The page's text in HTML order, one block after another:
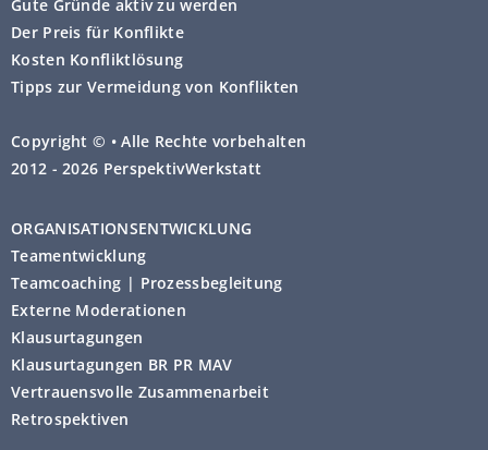
Gute Gründe aktiv zu werden
Der Preis für Konflikte
Kosten Konfliktlösung
Tipps zur Vermeidung von Konflikten
Copyright © • Alle Rechte vorbehalten
2012 - 2026 PerspektivWerkstatt
ORGANISATIONSENTWICKLUNG
Teamentwicklung
Teamcoaching | Prozessbegleitung
Externe Moderationen
Klausurtagungen
Klausurtagungen BR PR MAV
Vertrauensvolle Zusammenarbeit
Retrospektiven